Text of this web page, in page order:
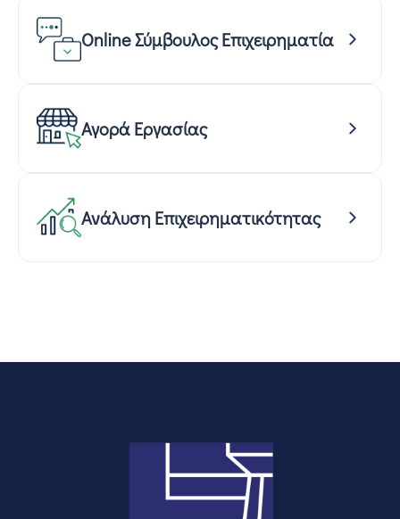
Online Σύμβουλος Επιχειρηματία
Αγορά Εργασίας
Ανάλυση Επιχειρηματικότητας